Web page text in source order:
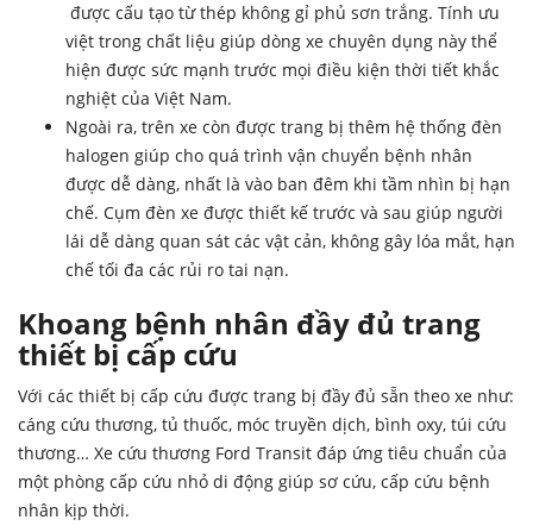
được cấu tạo từ thép không gỉ phủ sơn trắng. Tính ưu
việt trong chất liệu giúp dòng xe chuyên dụng này thể
hiện được sức mạnh trước mọi điều kiện thời tiết khắc
nghiệt của Việt Nam.
Ngoài ra, trên xe còn được trang bị thêm hệ thống đèn
halogen giúp cho quá trình vận chuyển bệnh nhân
được dễ dàng, nhất là vào ban đêm khi tầm nhìn bị hạn
chế. Cụm đèn xe được thiết kế trước và sau giúp người
lái dễ dàng quan sát các vật cản, không gây lóa mắt, hạn
chế tối đa các rủi ro tai nạn.
Khoang bệnh nhân đầy đủ trang
thiết bị cấp cứu
Với các thiết bị cấp cứu được trang bị đầy đủ sẵn theo xe như:
cáng cứu thương, tủ thuốc, móc truyền dịch, bình oxy, túi cứu
thương… Xe cứu thương Ford Transit đáp ứng tiêu chuẩn của
một phòng cấp cứu nhỏ di động giúp sơ cứu, cấp cứu bệnh
nhân kịp thời.